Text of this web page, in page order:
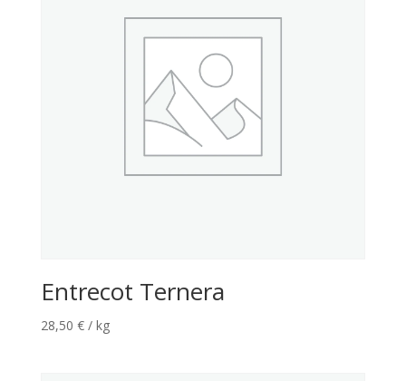
Entrecot Ternera
28,50 € / kg